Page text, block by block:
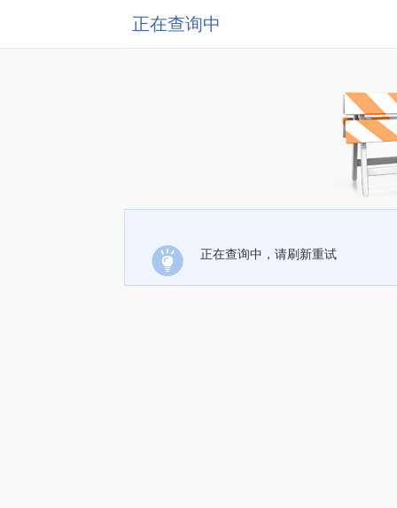
正在查询中
正在查询中，请刷新重试